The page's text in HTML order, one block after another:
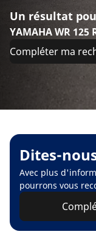
Un résultat
YAMAHA WR 125
Compléter ma
Dites-
Avec plus
pourrons vous